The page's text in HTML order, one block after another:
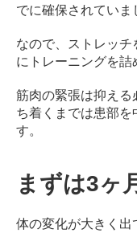
でに確保されていま
なので、ストレッチ
にトレーニングを詰
筋肉の緊張は抑える
ち着くまでは患部
す。
まずは3ヶ
体の変化が大きく